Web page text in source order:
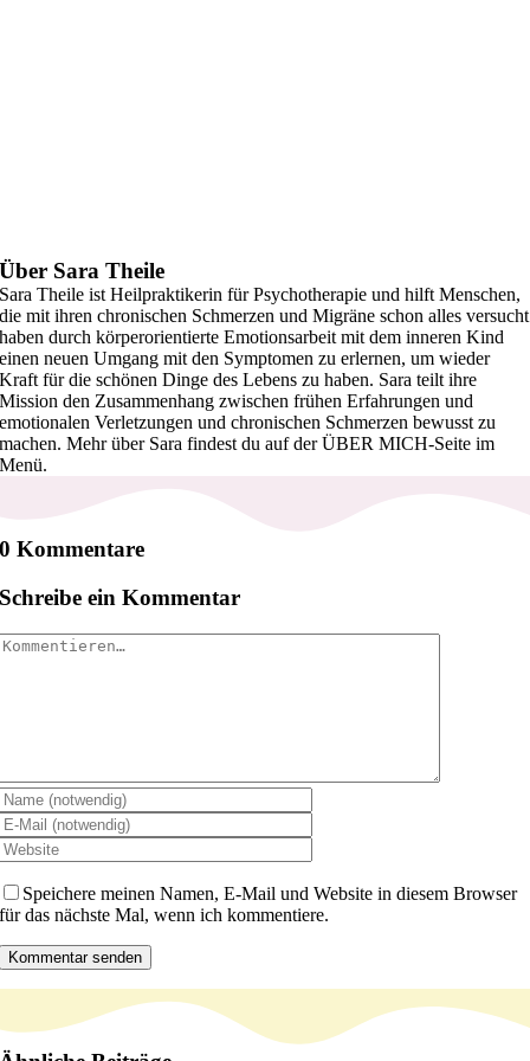
Über Sara Theile
Sara Theile ist Heilpraktikerin für Psychotherapie und hilft Menschen,
die mit ihren chronischen Schmerzen und Migräne schon alles versucht
haben durch körperorientierte Emotionsarbeit mit dem inneren Kind
einen neuen Umgang mit den Symptomen zu erlernen, um wieder
Kraft für die schönen Dinge des Lebens zu haben. Sara teilt ihre
Mission den Zusammenhang zwischen frühen Erfahrungen und
emotionalen Verletzungen und chronischen Schmerzen bewusst zu
machen. Mehr über Sara findest du auf der ÜBER MICH-Seite im
Menü.
0 Kommentare
Schreibe ein Kommentar
Speichere meinen Namen, E-Mail und Website in diesem Browser
für das nächste Mal, wenn ich kommentiere.